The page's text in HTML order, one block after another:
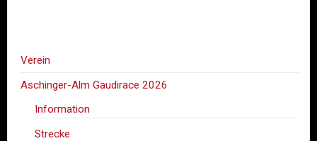
Verein
Aschinger-Alm Gaudirace 2026
Information
Strecke